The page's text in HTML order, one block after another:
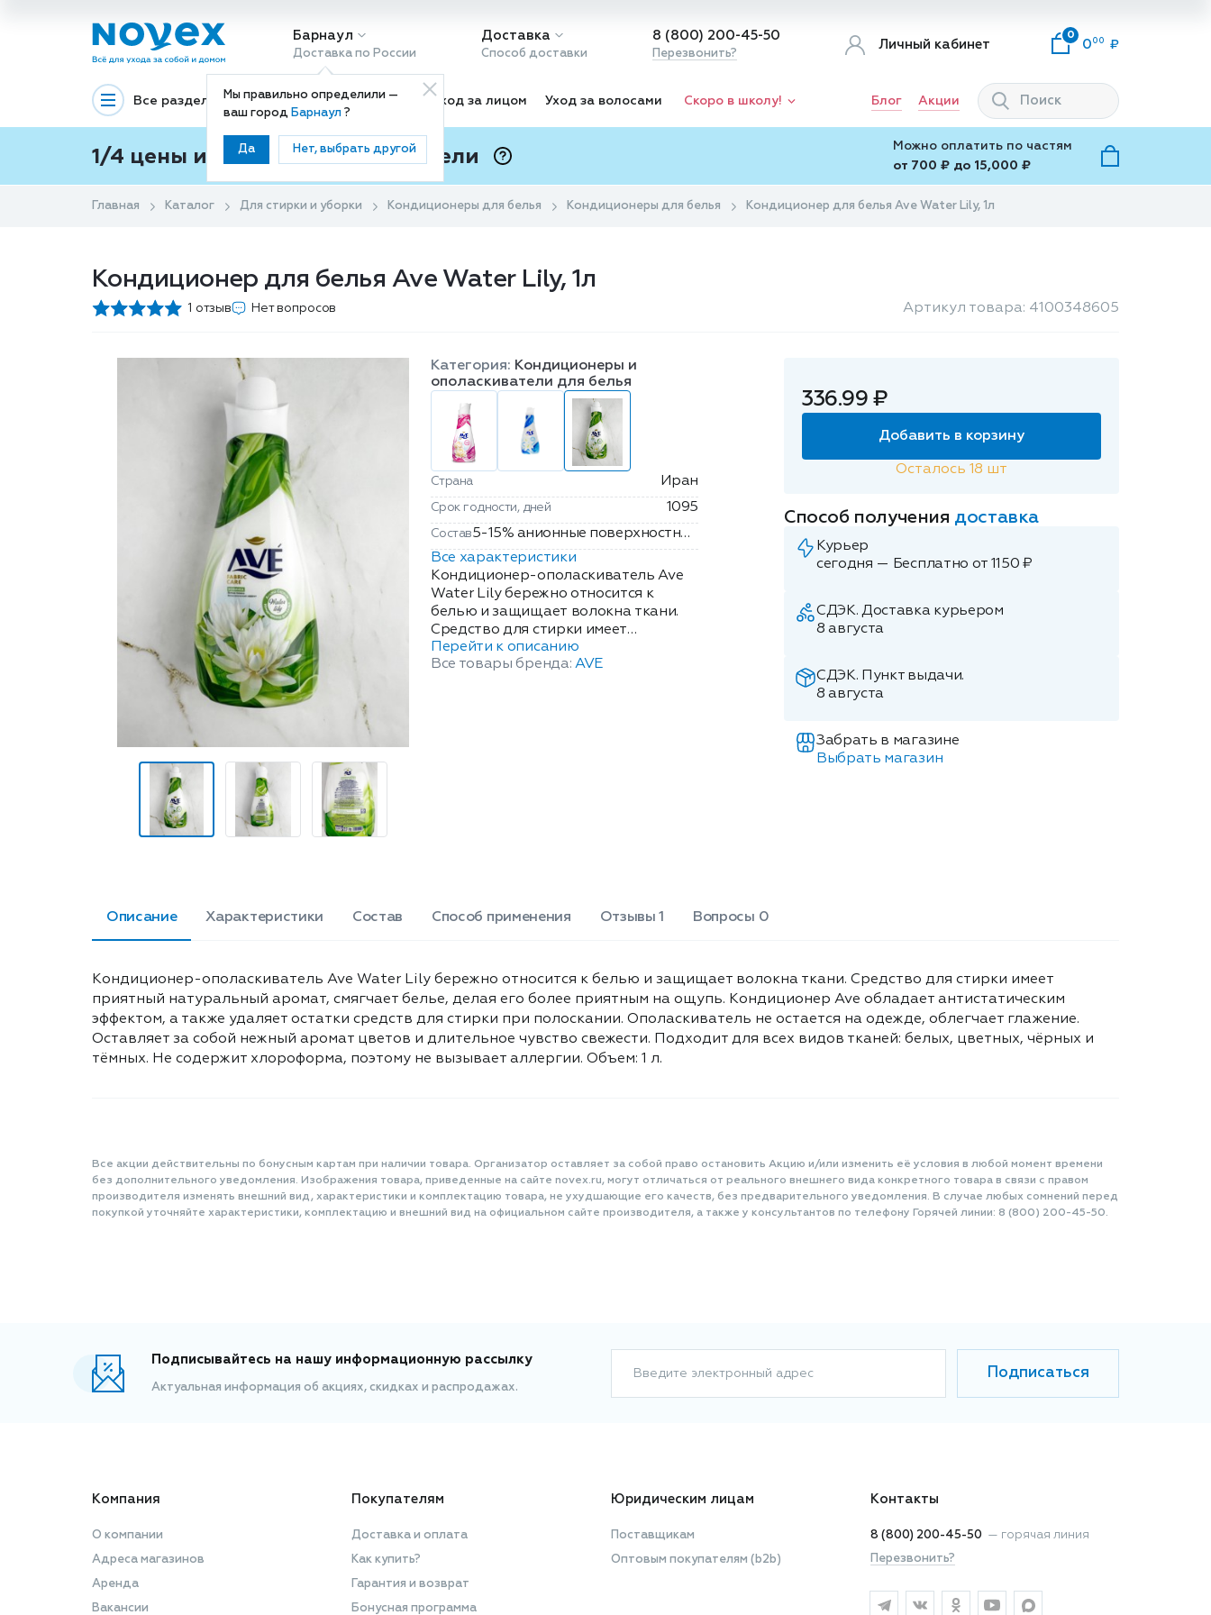
Барнаул
Доставка по России
Мы правильно определили —
ваш город Барнаул?
Да Нет, выбрать другой
Доставка
Способ доставки
8 (800) 200-45-50
Перезвонить?
Личный кабинет
0
0 00
Все разделы Декоративная косметика Уход за лицом Уход за волосами Скоро в школу! Блог Акции
1/4 цены и покупки ваши с Подели
Можно оплатить по частям
от 700 ₽ до 15,000 ₽
Главная Каталог Для стирки и уборки Кондиционеры для белья Кондиционеры для белья Кондиционер для белья Ave Water Lily, 1л
Кондиционер для белья Ave Water Lily, 1л
1 отзыв Нет вопросов Артикул товара: 4100348605
Категория: Кондиционеры и
ополаскиватели для белья
Страна Иран
Срок годности, дней 1095
Состав5-15% анионные поверхностно-
активные вещества, менее 5%:
неионогенные поверхностно-
активные вещества,
ароматизирующие добавки,
консерванты, красители.
Все характеристики
Кондиционер-ополаскиватель Ave
Water Lily бережно относится к
белью и защищает волокна ткани.
Средство для стирки имеет
приятный натуральный аромат,
смягчает белье, делая его более
Перейти к описанию
Все товары бренда: AVE
336.99 ₽
Добавить в корзину
Осталось 18 шт
Способ получения доставка
Курьер
сегодня — Бесплатно от 1150 ₽
СДЭК. Доставка курьером
8 августа
СДЭК. Пункт выдачи.
8 августа
Забрать в магазине
Выбрать магазин
Описание Характеристики Состав Способ применения Отзывы 1 Вопросы 0
Кондиционер-ополаскиватель Ave Water Lily бережно относится к белью и защищает волокна ткани. Средство для стирки имеет
приятный натуральный аромат, смягчает белье, делая его более приятным на ощупь. Кондиционер Ave обладает антистатическим
эффектом, а также удаляет остатки средств для стирки при полоскании. Ополаскиватель не остается на одежде, облегчает глажение.
Оставляет за собой нежный аромат цветов и длительное чувство свежести. Подходит для всех видов тканей: белых, цветных, чёрных и
тёмных. Не содержит хлороформа, поэтому не вызывает аллергии. Объем: 1 л.
Все акции действительны по бонусным картам при наличии товара. Организатор оставляет за собой право остановить Акцию и/или изменить её условия в любой момент времени
без дополнительного уведомления. Изображения товара, приведенные на сайте novex.ru, могут отличаться от реального внешнего вида конкретного товара в связи с правом
производителя изменять внешний вид, характеристики и комплектацию товара, не ухудшающие его качеств, без предварительного уведомления. В случае любых сомнений перед
покупкой уточняйте характеристики, комплектацию и внешний вид на официальном сайте производителя, а также у консультантов по телефону Горячей линии: 8 (800) 200-45-50.
Подписывайтесь на нашу информационную рассылку
Актуальная информация об акциях, скидках и распродажах.
Введите электронный адрес Подписаться
Компания
О компании
Адреса магазинов
Аренда
Вакансии
Покупателям
Доставка и оплата
Как купить?
Гарантия и возврат
Бонусная программа
Юридическим лицам
Поставщикам
Оптовым покупателям (b2b)
Контакты
8 (800) 200-45-50 — горячая линия
Перезвонить?